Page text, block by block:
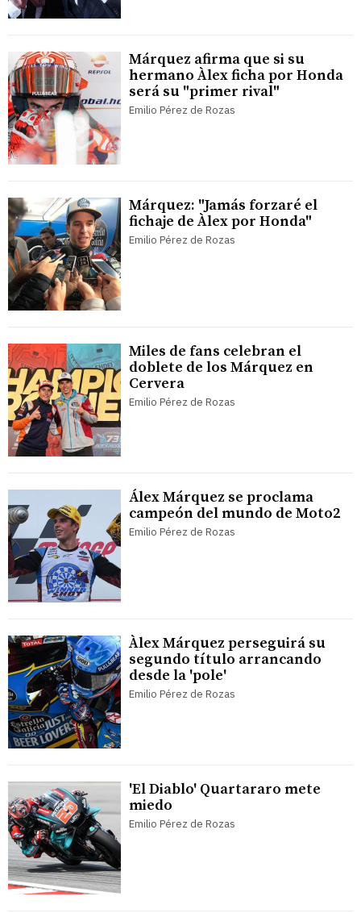
Márquez afirma que si su
hermano Àlex ficha por Honda
será su "primer rival"
Emilio Pérez de Rozas
Márquez: "Jamás forzaré el
fichaje de Àlex por Honda"
Emilio Pérez de Rozas
Miles de fans celebran el
doblete de los Márquez en
Cervera
Emilio Pérez de Rozas
Álex Márquez se proclama
campeón del mundo de Moto2
Emilio Pérez de Rozas
Àlex Márquez perseguirá su
segundo título arrancando
desde la 'pole'
Emilio Pérez de Rozas
'El Diablo' Quartararo mete
miedo
Emilio Pérez de Rozas